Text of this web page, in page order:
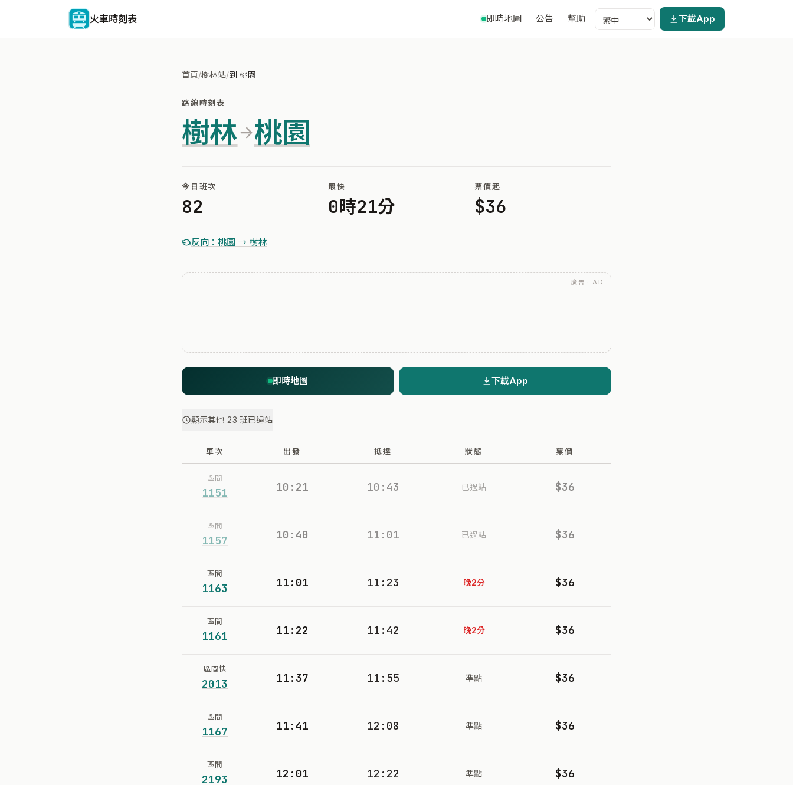
火車時刻表 即時地圖 公告 幫助 下載App
首頁/樹林站/到 桃園
路線時刻表
樹林 桃園
今日班次
82
最快
0時21分
票價起
$36
反向：桃園 → 樹林
廣告 · AD
即時地圖 下載App
顯示其他 23 班已過站
車次 出發 抵達 狀態 票價
區間
1151 10:21 10:43 已過站 $36
區間
1157 10:40 11:01 已過站 $36
區間
1163 11:01 11:23 晚2分 $36
區間
1161 11:22 11:42 晚2分 $36
區間快
2013 11:37 11:55 準點 $36
區間
1167 11:41 12:08 準點 $36
區間
2193 12:01 12:22 準點 $36